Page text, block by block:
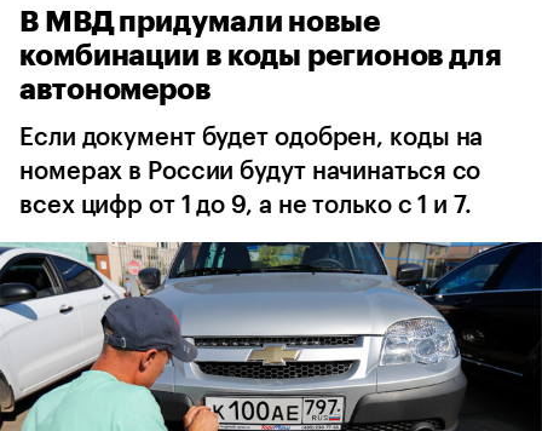
Haval Jaecoo Volga
В МВД придумали новые
комбинации в коды регионов для
автономеров
Если документ будет одобрен, коды на
номерах в России будут начинаться со
всех цифр от 1 до 9, а не только с 1 и 7.